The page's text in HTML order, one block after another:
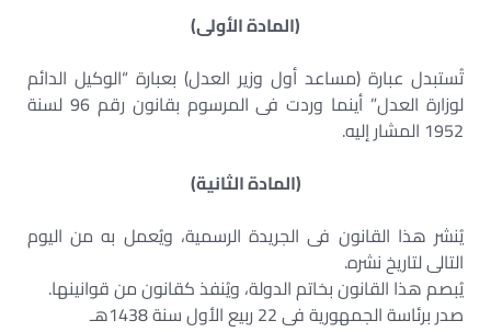
(المادة الأولى)
تُستبدل عبارة (مساعد أول وزير العدل) بعبارة “الوكيل الدائم
لوزارة العدل” أينما وردت فى المرسوم بقانون رقم 96 لسنة
1952 المشار إليه.
(المادة الثانية)
يُنشر هذا القانون فى الجريدة الرسمية، ويُعمل به من اليوم
التالى لتاريخ نشره.
يُبصم هذا القانون بخاتم الدولة، ويُنفذ كقانون من قوانينها.
صدر برئاسة الجمهورية فى 22 ربيع الأول سنة 1438هـ